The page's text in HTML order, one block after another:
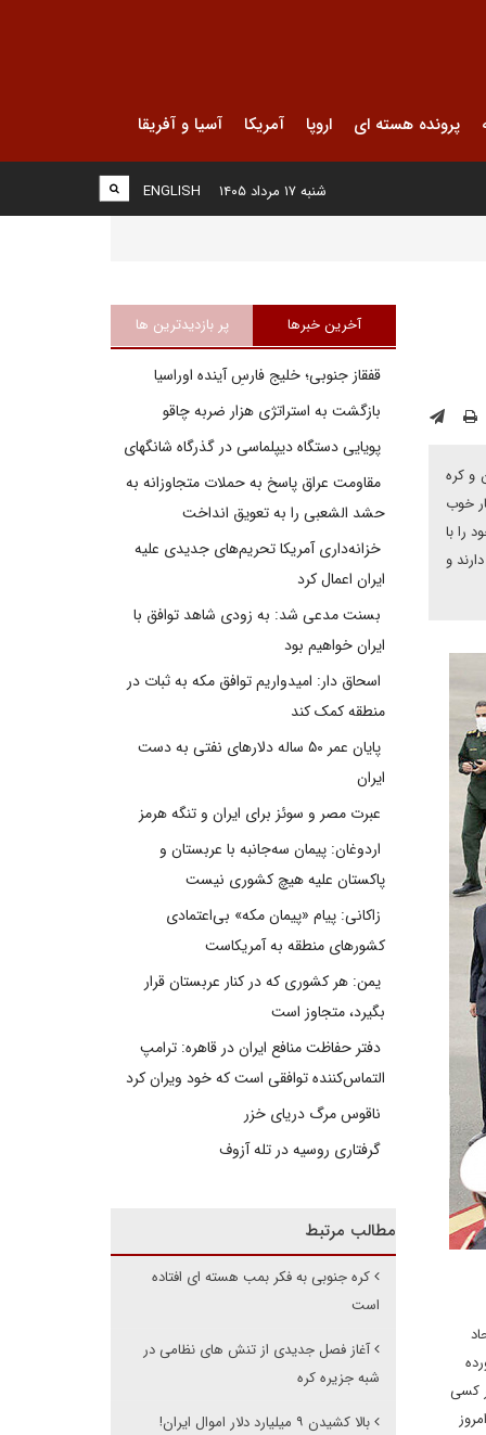
پرونده هسته ای اروپا آمریکا آسیا و آفریقا
ENGLISH شنبه ۱۷ مرداد ۱۴۰۵
و کره
خوب
را با
و
نیاورده
شد. هر کسی
آخرین خبرها پر بازدیدترین ها
قفقاز جنوبی؛ خلیج فارسِ آینده اوراسیا
بازگشت به استراتژی هزار ضربه چاقو
پویایی دستگاه دیپلماسی در گذرگاه شانگهای
مقاومت عراق پاسخ به حملات متجاوزانه به
حشد الشعبی را به تعویق انداخت
خزانه‌داری آمریکا تحریم‌های جدیدی علیه
ایران اعمال کرد
بسنت مدعی شد: به زودی شاهد توافق با
ایران خواهیم بود
اسحاق دار: امیدواریم توافق مکه به ثبات در
منطقه کمک کند
پایان عمر ۵۰ ساله دلارهای نفتی به دست
ایران
عبرت مصر و سوئز برای ایران و تنگه هرمز
اردوغان: پیمان سه‌جانبه با عربستان و
پاکستان علیه هیچ کشوری نیست
زاکانی: پیام «پیمان مکه» بی‌اعتمادی
کشورهای منطقه به آمریکاست
یمن: هر کشوری که در کنار عربستان قرار
بگیرد، متجاوز است
دفتر حفاظت منافع ایران در قاهره: ترامپ
التماس‌کننده توافقی است که خود ویران کرد
ناقوس مرگ دریای خزر
گرفتاری روسیه در تله آزوف
مطالب مرتبط
کره جنوبی به فکر بمب هسته ای افتاده
است
آغاز فصل جدیدی از تنش های نظامی در
شبه جزیره کره
بالا کشیدن ۹ میلیارد دلار اموال ایران!